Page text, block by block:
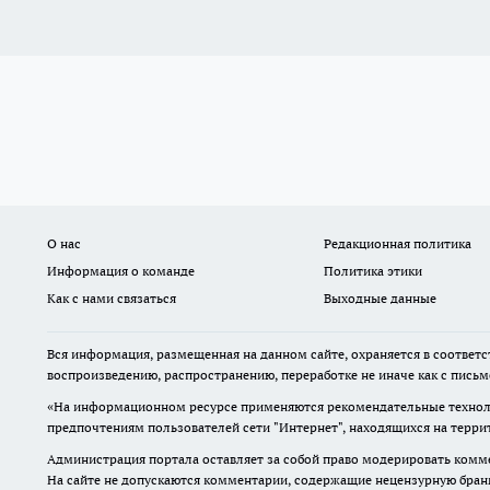
О нас Редакционная политика
Информация о команде
Политика этики
Как с нами связаться
Выходные данные
Вся информация, размещенная на данном сайте, охраняется в
воспроизведению, распространению, переработке не иначе как с
«На информационном ресурсе применяются рекомендательные
предпочтениям пользователей сети "Интернет", находящихся на
Администрация портала оставляет за собой право модерировать
На сайте не допускаются комментарии, содержащие нецензурную